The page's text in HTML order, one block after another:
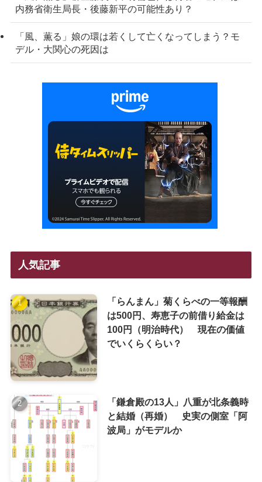
内務省衛生局長・後藤新平の可能性あり？
「風、薫る」娘の環は若くして亡くなってしまう？モ
デル・大関心の死因は
人気記事
「らんまん」菊くらべの一等報酬
は500円、寿恵子の前借り給金は
100円（明治時代） 現在の価値
でいくらくらい？
「鎌倉殿の13人」八重が北条義時
と結婚（再婚） 史実の側室「阿
波局」がモデルか